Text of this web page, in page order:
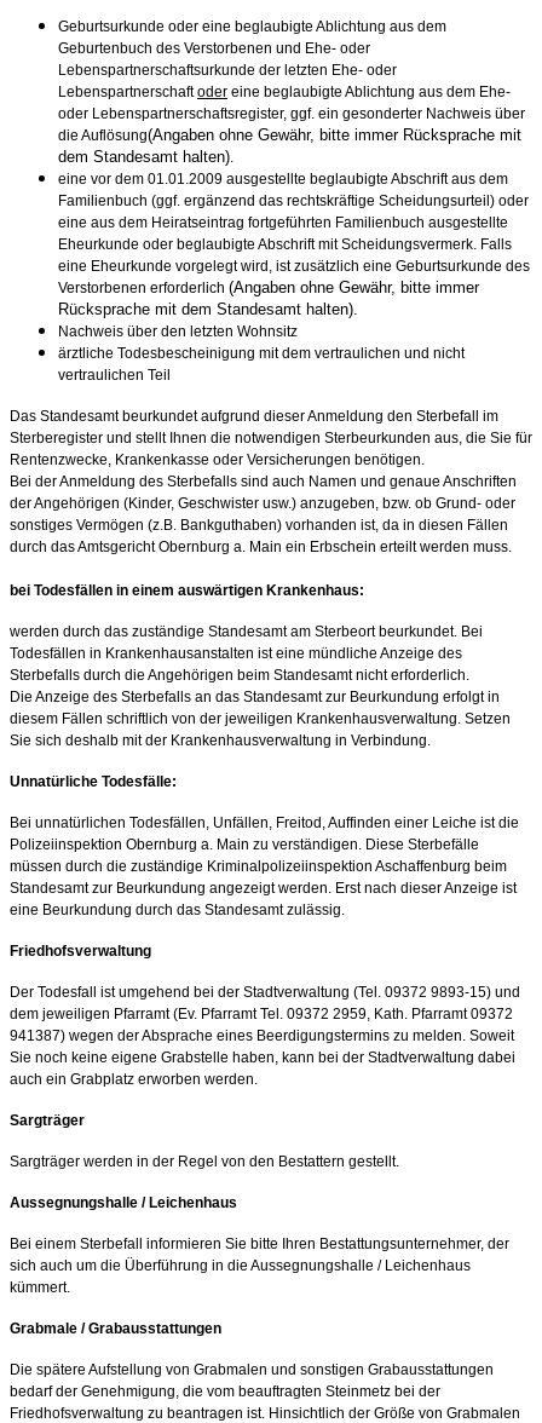
Geburtsurkunde oder eine beglaubigte Ablichtung aus dem
Geburtenbuch des Verstorbenen und Ehe- oder
Lebenspartnerschaftsurkunde der letzten Ehe- oder
Lebenspartnerschaftoder eine beglaubigte Ablichtung aus dem Ehe-
oder Lebenspartnerschaftsregister, ggf. ein gesonderter Nachweis über
die Auflösung(Angaben ohne Gewähr, bitte immer Rücksprache mit
dem Standesamt halten)
eine vor dem 01.01.2009 ausgestellte beglaubigte Abschrift aus dem
Familienbuch (ggf. ergänzend das rechtskräftige Scheidungsurteil) oder
eine aus dem Heiratseintrag fortgeführten Familienbuch ausgestellte
Eheurkunde oder beglaubigte Abschrift mit Scheidungsvermerk. Falls
eine Eheurkunde vorgelegt wird, ist zusätzlich eine Geburtsurkunde des
Verstorbenen erforderlich (Angaben ohne Gewähr, bitte immer
Rücksprache mit dem Standesamt halten).
Nachweis über den letzten Wohnsitz
ärztliche Todesbescheinigung mit dem vertraulichen und nicht
vertraulichen Teil
Das Standesamt beurkundet aufgrund dieser Anmeldung den Sterbefall im
Sterberegister und stellt Ihnen die notwendigen Sterbeurkunden aus, die Sie für
Rentenzwecke, Krankenkasse oder Versicherungen benötigen.
Bei der Anmeldung des Sterbefalls sind auch Namen und genaue Anschriften
der Angehörigen (Kinder, Geschwister usw.) anzugeben, bzw. ob Grund- oder
sonstiges Vermögen (z.B. Bankguthaben) vorhanden ist, da in diesen Fällen
durch das Amtsgericht Obernburg a. Main ein Erbschein erteilt werden muss.
bei Todesfällen in einem auswärtigen Krankenhaus:
werden durch das zuständige Standesamt am Sterbeort beurkundet. Bei
Todesfällen in Krankenhausanstalten ist eine mündliche Anzeige des
Sterbefalls durch die Angehörigen beim Standesamt nicht erforderlich.
Die Anzeige des Sterbefalls an das Standesamt zur Beurkundung erfolgt in
diesem Fällen schriftlich von der jeweiligen Krankenhausverwaltung. Setzen
Sie sich deshalb mit der Krankenhausverwaltung in Verbindung.
Unnatürliche Todesfälle:
Bei unnatürlichen Todesfällen, Unfällen, Freitod, Auffinden einer Leiche ist die
Polizeiinspektion Obernburg a. Main zu verständigen. Diese Sterbefälle
müssen durch die zuständige Kriminalpolizeiinspektion Aschaffenburg beim
Standesamt zur Beurkundung angezeigt werden. Erst nach dieser Anzeige ist
eine Beurkundung durch das Standesamt zulässig.
Friedhofsverwaltung
Der Todesfall ist umgehend bei der Stadtverwaltung (Tel. 09372 9893-15) und
dem jeweiligen Pfarramt (Ev. Pfarramt Tel. 09372 2959, Kath. Pfarramt 09372
941387) wegen der Absprache eines Beerdigungstermins zu melden. Soweit
Sie noch keine eigene Grabstelle haben, kann bei der Stadtverwaltung dabei
auch ein Grabplatz erworben werden.
Sargträger
Sargträger werden in der Regel von den Bestattern gestellt.
Aussegnungshalle / Leichenhaus
Bei einem Sterbefall informieren Sie bitte Ihren Bestattungsunternehmer, der
sich auch um die Überführung in die Aussegnungshalle / Leichenhaus
kümmert.
Grabmale / Grabausstattungen
Die spätere Aufstellung von Grabmalen und sonstigen Grabausstattungen
bedarf der Genehmigung, die vom beauftragten Steinmetz bei der
Friedhofsverwaltung zu beantragen ist. Hinsichtlich der Größe von Grabmalen